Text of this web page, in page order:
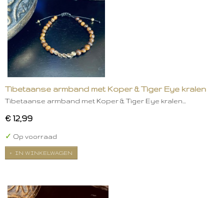
Tibetaanse armband met Koper & Tiger Eye kralen
Tibetaanse armband met Koper & Tiger Eye kralen…
€ 12,99
✓ Op voorraad
IN WINKELWAGEN